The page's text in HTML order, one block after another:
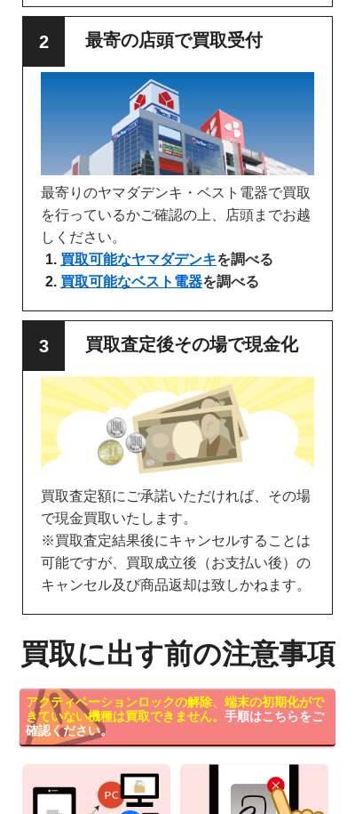
最寄の店頭で買取受付
最寄りのヤマダデンキ・ベスト電器で買取
を行っているかご確認の上、店頭までお越
しください。
買取可能なヤマダデンキを調べる
買取可能なベスト電器を調べる
買取査定後その場で現金化
買取査定額にご承諾いただければ、その場
で現金買取いたします。
※買取査定結果後にキャンセルすることは
可能ですが、買取成立後（お支払い後）の
キャンセル及び商品返却は致しかねます。
買取に出す前の注意事項
アクティベーションロックの解除、端末の初期化がで
きていない機種は買取できません。 手順はこちらをご
確認ください。